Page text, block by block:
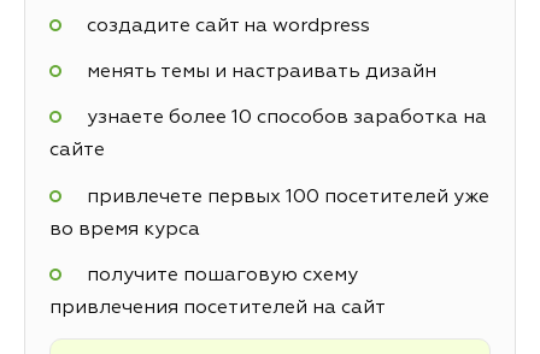
создадите сайт на wordpress
менять темы и настраивать дизайн
узнаете более 10 способов заработка на
сайте
привлечете первых 100 посетителей уже
во время курса
получите пошаговую схему
привлечения посетителей на сайт